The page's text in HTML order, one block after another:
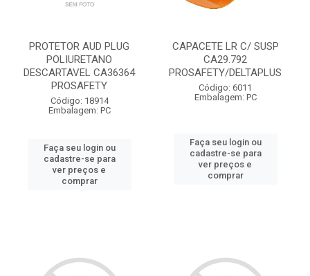
PROTETOR AUD PLUG
POLIURETANO
DESCARTAVEL CA36364
PROSAFETY
Código: 18914
Embalagem: PC
Faça seu login ou
cadastre-se para
ver preços e
comprar
CAPACETE LR C/ SUSP
CA29.792
PROSAFETY/DELTAPLUS
Código: 6011
Embalagem: PC
Faça seu login ou
cadastre-se para
ver preços e
comprar